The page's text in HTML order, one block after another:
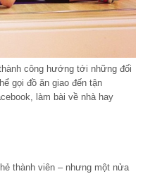
công hướng tới những đối
gọi đồ ăn giao đến tận
làm bài về nhà hay
thành viên – nhưng một nửa